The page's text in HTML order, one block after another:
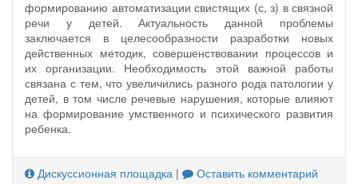
формированию автоматизации свистящих (с, з) в связной
речи у детей. Актуальность данной проблемы
заключается в целесообразности разработки новых
действенных методик, совершенствовании процессов и
их организации. Необходимость этой важной работы
связана с тем, что увеличились разного рода патологии у
детей, в том числе речевые нарушения, которые влияют
на формирование умственного и психического развития
ребенка.
Дискуссионная площадка | Оставить комментарий